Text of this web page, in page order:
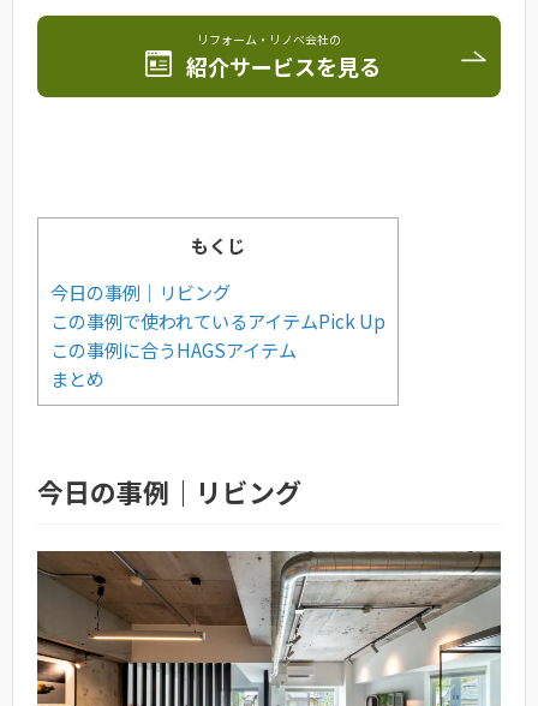
リフォーム・リノベ会社の
紹介サービスを見る
もくじ
今日の事例｜リビング
この事例で使われているアイテムPick Up
この事例に合うHAGSアイテム
まとめ
今日の事例｜リビング